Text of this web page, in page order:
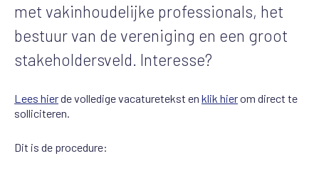
met vakinhoudelijke professionals, het
bestuur van de vereniging en een groot
stakeholdersveld. Interesse?
Lees hierde volledige vacaturetekst en klik hierom direct te
solliciteren.
Dit is de procedure: